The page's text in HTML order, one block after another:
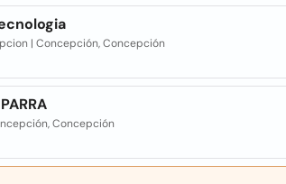
| Concepción, Concepción
Concepción